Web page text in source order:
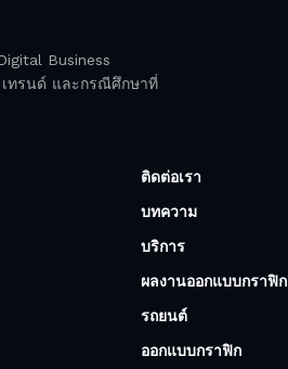
Business
เทรนด์ และกรณีศึกษาที่
ติดต่อเรา
บทความ
บริการ
ผลงานออกแบบกราฟิก
รถยนต์
ออกแบบกราฟิก